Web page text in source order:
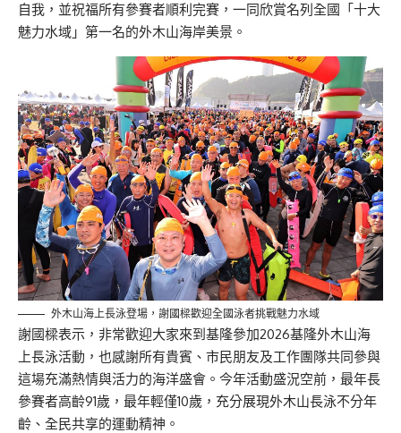
自我，並祝福所有參賽者順利完賽，一同欣賞名列全國「十大
魅力水域」第一名的外木山海岸美景。
外木山海上長泳登場，謝國樑歡迎全國泳者挑戰魅力水域
謝國樑表示，非常歡迎大家來到基隆參加2026基隆外木山海
上長泳活動，也感謝所有貴賓、市民朋友及工作團隊共同參與
這場充滿熱情與活力的海洋盛會。今年活動盛況空前，最年長
參賽者高齡91歲，最年輕僅10歲，充分展現外木山長泳不分年
齡、全民共享的運動精神。